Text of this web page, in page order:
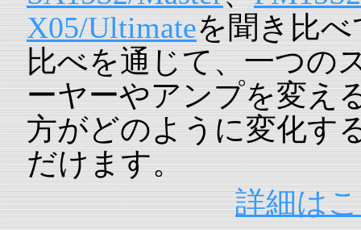
X05/Ultimateを聞き比
比べを通じて、一つの
ーヤーやアンプを変え
方がどのように変化す
だけます。
詳細は